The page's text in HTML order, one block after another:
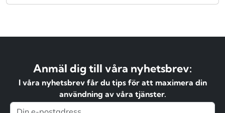
Anmäl dig till våra nyhetsbrev:
I våra nyhetsbrev får du tips för att maximera din
användning av våra tjänster.